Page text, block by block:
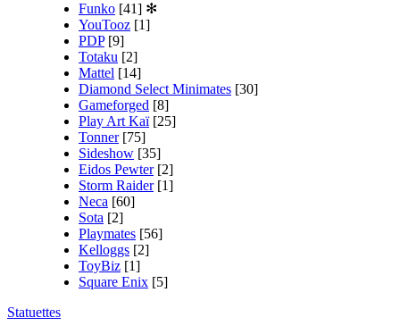
Funko [41] ✻
YouTooz [1]
PDP [9]
Totaku [2]
Mattel [14]
Diamond Select Minimates [30]
Gameforged [8]
Play Art Kaï [25]
Tonner [75]
Sideshow [35]
Eidos Pewter [2]
Storm Raider [1]
Neca [60]
Sota [2]
Playmates [56]
Kelloggs [2]
ToyBiz [1]
Square Enix [5]
Statuettes